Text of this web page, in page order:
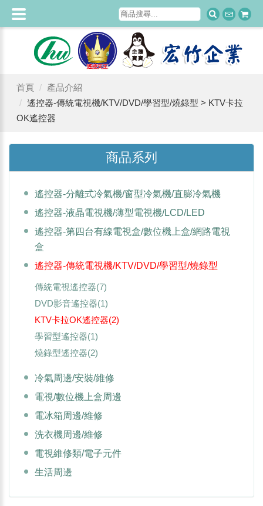
首頁
產品介紹
遙控器-傳統電視機/KTV/DVD/學習型/燒錄型 > KTV卡拉
OK遙控器
商品系列
遙控器-分離式冷氣機/窗型冷氣機/直膨冷氣機
遙控器-液晶電視機/薄型電視機/LCD/LED
遙控器-第四台有線電視盒/數位機上盒/網路電視
盒
遙控器-傳統電視機/KTV/DVD/學習型/燒錄型
傳統電視遙控器(7)
DVD影音遙控器(1)
KTV卡拉OK遙控器(2)
學習型遙控器(1)
燒錄型遙控器(2)
冷氣周邊/安裝/維修
電視/數位機上盒周邊
電冰箱周邊/維修
洗衣機周邊/維修
電視維修類/電子元件
生活周邊